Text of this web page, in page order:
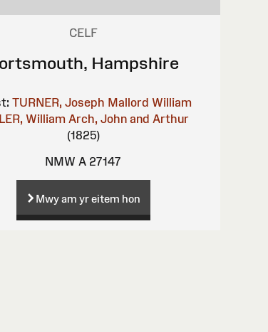
CELF
Hampshire
TURNER, Joseph Mallord William
William Arch, John and Arthur
(1825)
NMW A 27147
Mwy am yr eitem hon